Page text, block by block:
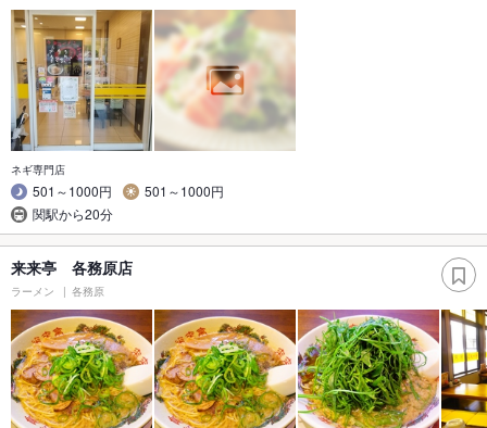
ネギ専門店
501～1000円
501～1000円
関駅から20分
来来亭 各務原店
ラーメン 各務原